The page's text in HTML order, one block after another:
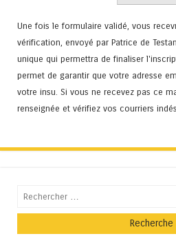
Une fois le formulaire validé, vous
vérification, envoyé par Patrice de
unique qui permettra de finaliser
permet de garantir que votre adresse
votre insu. Si vous ne recevez pas ce
renseignée et vérifiez vos courriers
Recherche